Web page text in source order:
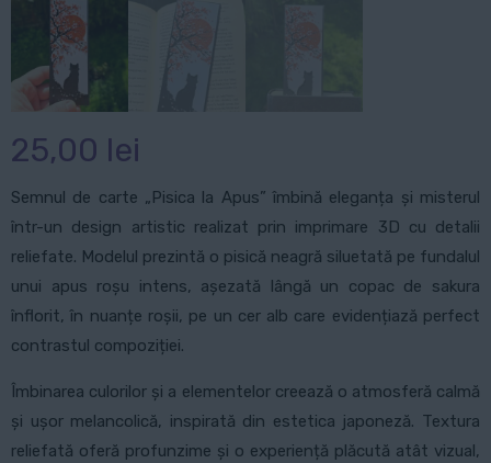
25,00 lei
Semnul de carte „Pisica la Apus” îmbină eleganța și misterul
într-un design artistic realizat prin imprimare 3D cu detalii
reliefate. Modelul prezintă o pisică neagră siluetată pe fundalul
unui apus roșu intens, așezată lângă un copac de sakura
înflorit, în nuanțe roșii, pe un cer alb care evidențiază perfect
contrastul compoziției.
Îmbinarea culorilor și a elementelor creează o atmosferă calmă
și ușor melancolică, inspirată din estetica japoneză. Textura
reliefată oferă profunzime și o experiență plăcută atât vizual,